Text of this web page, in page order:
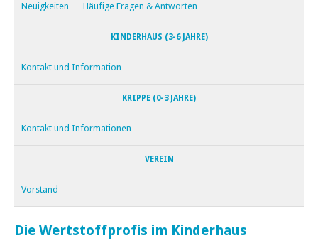
Neuigkeiten Häufige Fragen & Antworten
KINDERHAUS (3-6 JAHRE)
Kontakt und Information
KRIPPE (0-3 JAHRE)
Kontakt und Informationen
VEREIN
Vorstand
Die Wertstoffprofis im Kinderhaus